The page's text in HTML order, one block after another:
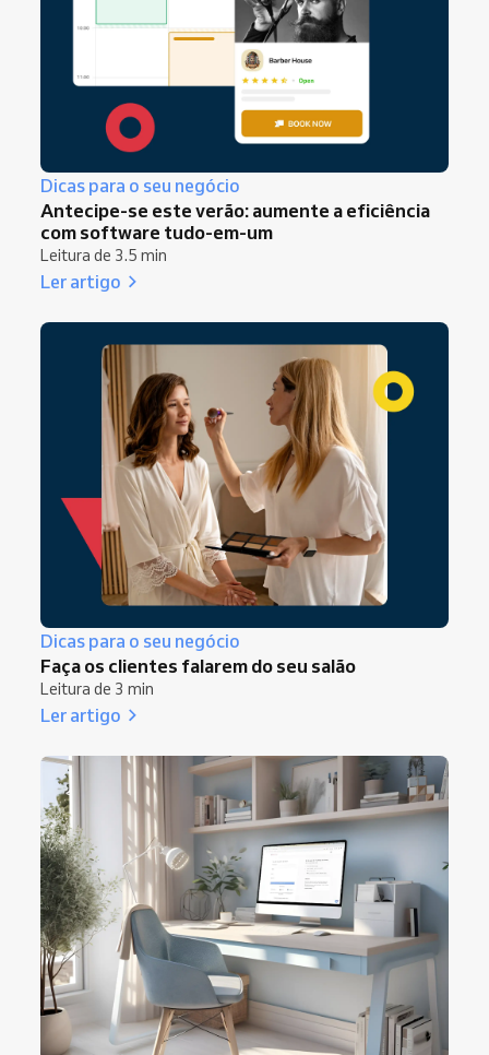
Dicas para o seu negócio
Antecipe-se este verão: aumente a eficiência
com software tudo-em-um
Leitura de 3.5 min
Ler artigo
Dicas para o seu negócio
Faça os clientes falarem do seu salão
Leitura de 3 min
Ler artigo